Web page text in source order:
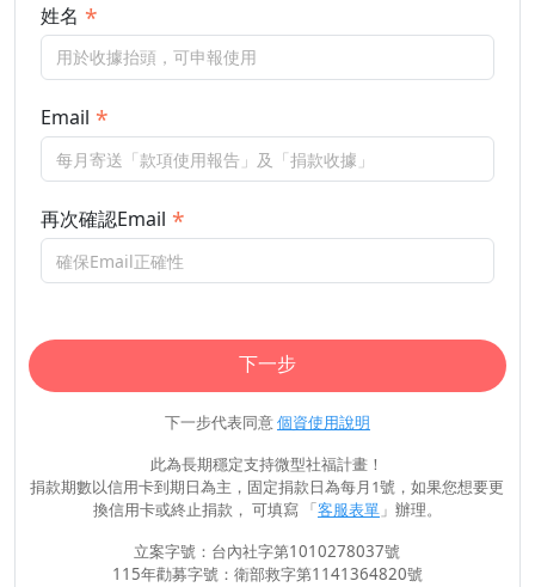
姓名
Email
再次確認Email
下一步
下一步代表同意個資使用說明
此為長期穩定支持微型社福計畫！
捐款期數以信用卡到期日為主，固定捐款日為每月1號，如果您想要更
換信用卡或終止捐款， 可填寫 「客服表單」辦理。
立案字號：台內社字第1010278037號
115年勸募字號：衛部救字第1141364820號